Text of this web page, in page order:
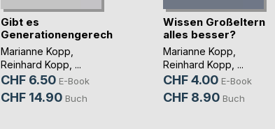
Gibt es
Generationengerechtigkeit?
Marianne Kopp
Reinhard Kopp , ...
CHF 6.50 E-Book
CHF 14.90 Buch
Wissen Großeltern
alles besser?
Marianne Kopp
Reinhard Kopp , ...
CHF 4.00 E-Book
CHF 8.90 Buch